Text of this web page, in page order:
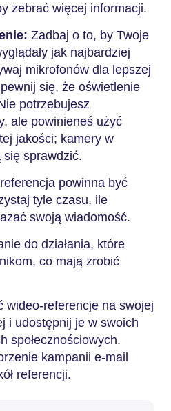
zebrać więcej informacji.
Zadbaj o to, by Twoje
jak najbardziej
mikrofonów dla lepszej
się, że oświetlenie
potrzebujesz
ale powinieneś użyć
jakości; kamery w
sprawdzić.
powinna być
tyle czasu, ile
swoją wiadomość.
do działania, które
co mają zrobić
wideo-referencje na swojej
i udostępnij je w swoich
społecznościowych.
kampanii e-mail
referencji.